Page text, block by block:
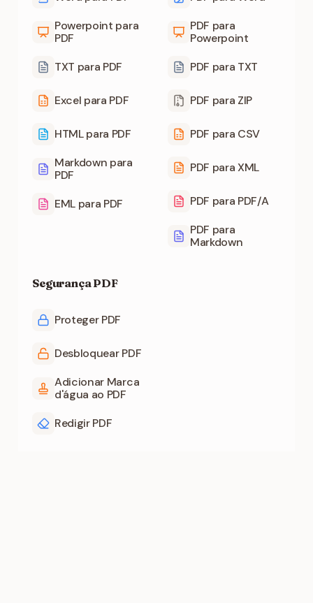
Powerpoint para
PDF
TXT para PDF
Excel para PDF
HTML para PDF
Markdown para
PDF
EML para PDF
PDF para
Powerpoint
PDF para TXT
PDF para ZIP
PDF para CSV
PDF para XML
PDF para PDF/A
PDF para
Markdown
Segurança PDF
Proteger PDF
Desbloquear PDF
Adicionar Marca
d'água ao PDF
Redigir PDF